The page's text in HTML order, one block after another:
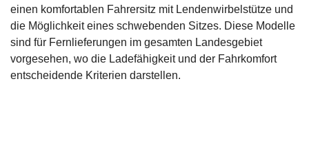
einen komfortablen Fahrersitz mit Lendenwirbelstütze und
die Möglichkeit eines schwebenden Sitzes. Diese Modelle
sind für Fernlieferungen im gesamten Landesgebiet
vorgesehen, wo die Ladefähigkeit und der Fahrkomfort
entscheidende Kriterien darstellen.